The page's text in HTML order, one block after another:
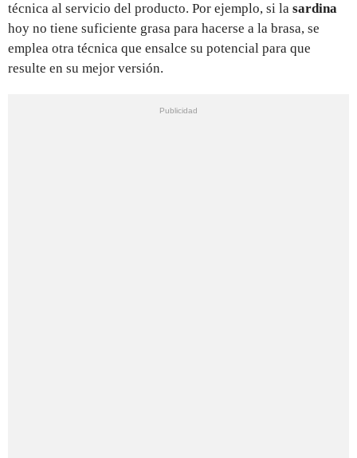
técnica al servicio del producto. Por ejemplo, si la sardina
hoy no tiene suficiente grasa para hacerse a la brasa, se
emplea otra técnica que ensalce su potencial para que
resulte en su mejor versión.